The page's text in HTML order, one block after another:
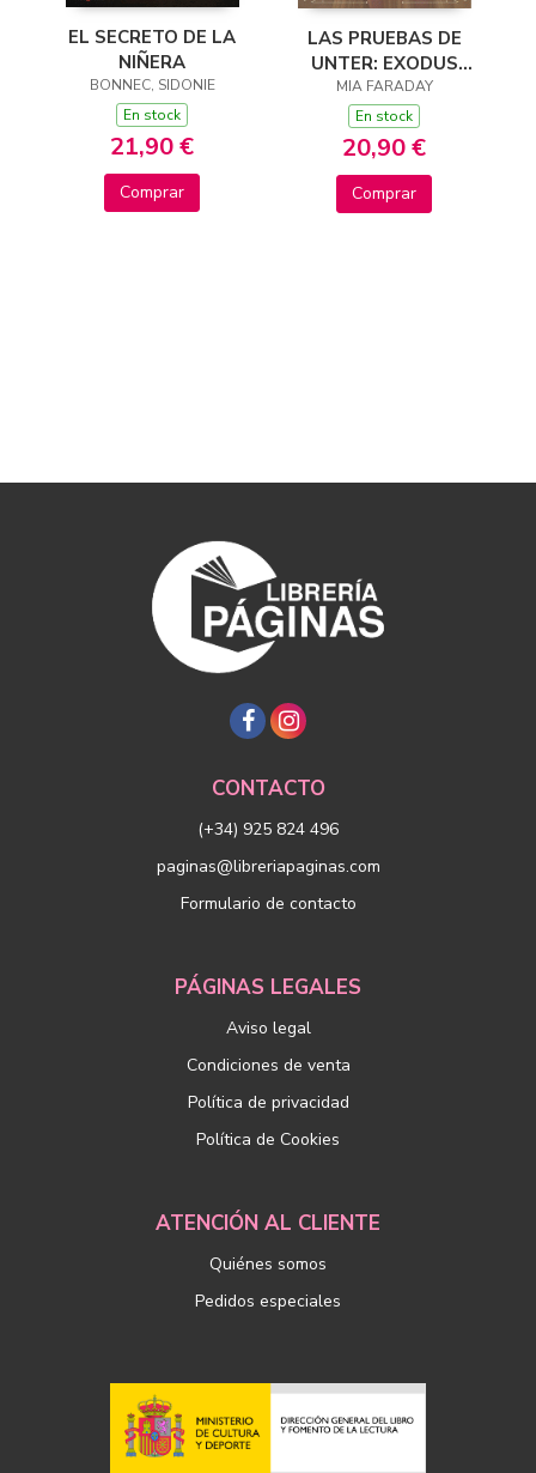
EL SECRETO DE LA
NIÑERA
BONNEC, SIDONIE
En stock
21,90 €
Comprar
LAS PRUEBAS DE
UNTER: EXODUS
(TRILOGÍA DE
UNTER 3)
MIA FARADAY
En stock
20,90 €
Comprar
CONTACTO
(+34) 925 824 496
paginas@libreriapaginas.com
Formulario de contacto
PÁGINAS LEGALES
Aviso legal
Condiciones de venta
Política de privacidad
Política de Cookies
ATENCIÓN AL CLIENTE
Quiénes somos
Pedidos especiales